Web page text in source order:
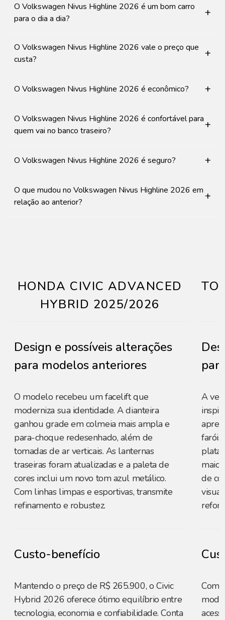
O Volkswagen Nivus Highline 2026 é um bom carro
para o dia a dia?
+
O Volkswagen Nivus Highline 2026 vale o preço que
custa?
+
O Volkswagen Nivus Highline 2026 é econômico? +
O Volkswagen Nivus Highline 2026 é confortável para
quem vai no banco traseiro?
+
O Volkswagen Nivus Highline 2026 é seguro? +
O que mudou no Volkswagen Nivus Highline 2026 em
relação ao anterior?
+
HONDA CIVIC ADVANCED
HYBRID 2025/2026
Design e possíveis alterações
para modelos anteriores
O modelo recebeu um facelift que
moderniza sua identidade. A dianteira
ganhou grade em colmeia mais ampla e
para-choque redesenhado, além de
tomadas de ar verticais. As lanternas
traseiras foram atualizadas e a paleta de
cores inclui um novo tom azul metálico.
Com linhas limpas e esportivas, transmite
refinamento e robustez.
Custo-benefício
Mantendo o preço de R$ 265.900, o Civic
Hybrid 2026 oferece ótimo equilíbrio entre
tecnologia, economia e confiabilidade. Conta
A
faróis
de
Com